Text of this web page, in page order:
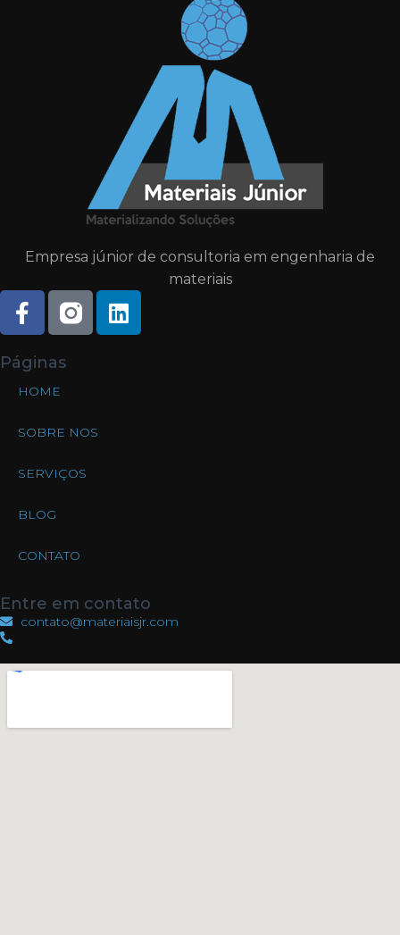
Empresa júnior de consultoria em engenharia de
materiais
Páginas
HOME
SOBRE NOS
SERVIÇOS
BLOG
CONTATO
Entre em contato
contato@materiaisjr.com